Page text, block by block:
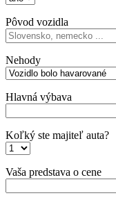
Pôvod vozidla
Nehody
Hlavná výbava
Koľký ste majiteľ auta?
Vaša predstava o cene